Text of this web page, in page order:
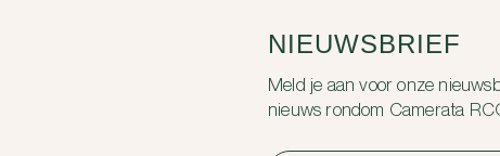
NIEUWSBRIEF
Meld je aan voor onze
nieuws rondom Camerata